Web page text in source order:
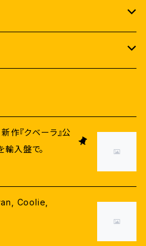
作『クベーラ』公
入盤で。
Coolie,